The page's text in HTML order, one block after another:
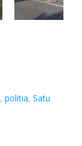
,politia,Satu